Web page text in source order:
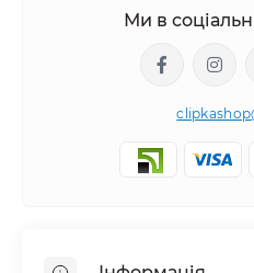
Ми в